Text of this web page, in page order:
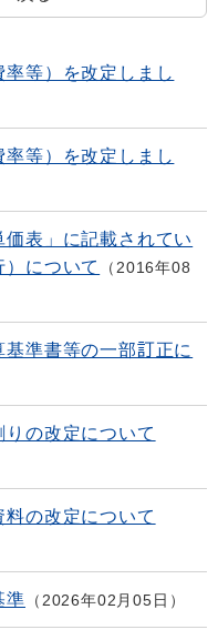
率等）を改定しまし
率等）を改定しまし
価表」に記載されてい
について
2016年08
基準書等の一部訂正に
りの改定について
料の改定について
準 2026年02月05日